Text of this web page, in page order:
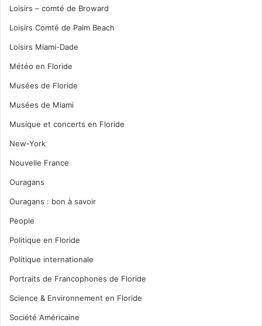
Loisirs – comté de Broward
Loisirs Comté de Palm Beach
Loisirs Miami-Dade
Météo en Floride
Musées de Floride
Musées de Miami
Musique et concerts en Floride
New-York
Nouvelle France
Ouragans
Ouragans : bon à savoir
People
Politique en Floride
Politique internationale
Portraits de Francophones de Floride
Science & Environnement en Floride
Société Américaine